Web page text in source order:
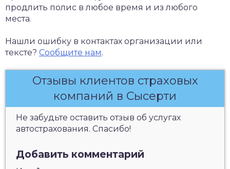
продлить полис в любое время и из любого
места.
Нашли ошибку в контактах организации или
тексте? Сообщите нам.
Отзывы клиентов страховых
компаний в Сысерти
Не забудьте оставить отзыв об услугах
автострахования. Спасибо!
Добавить комментарий